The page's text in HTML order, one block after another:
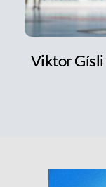
Viktor Gísli